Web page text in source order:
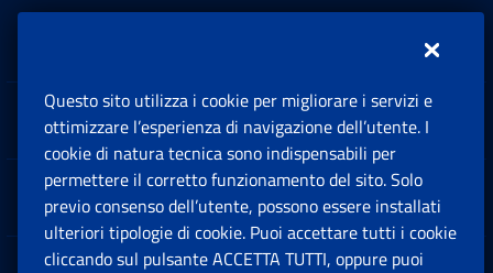
Sedi e Contatti
Software
Questo sito utilizza i cookie per migliorare i servizi e
ottimizzare l’esperienza di navigazione dell’utente. I
cookie di natura tecnica sono indispensabili per
permettere il corretto funzionamento del sito. Solo
previo consenso dell’utente, possono essere installati
ulteriori tipologie di cookie. Puoi accettare tutti i cookie
cliccando sul pulsante ACCETTA TUTTI, oppure puoi